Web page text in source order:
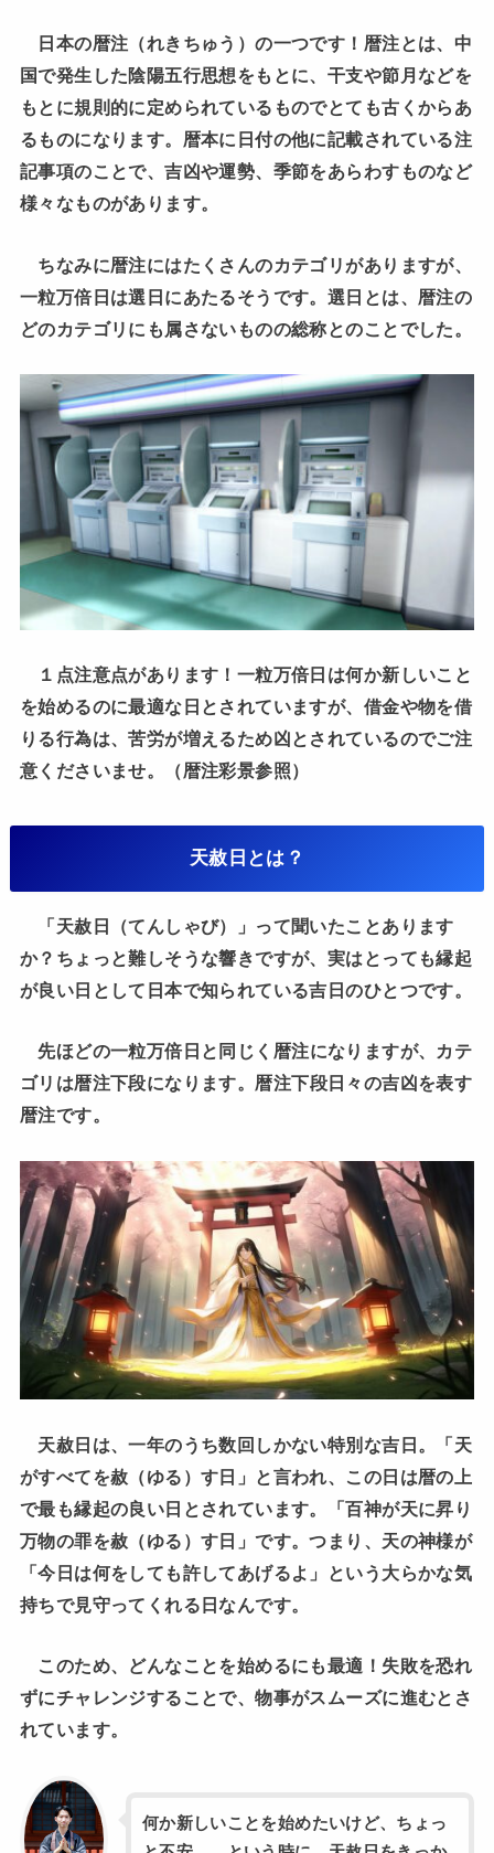
日本の暦注（れきちゅう）の一つです！暦注とは、中
国で発生した陰陽五行思想をもとに、干支や節月などを
もとに規則的に定められているものでとても古くからあ
るものになります。暦本に日付の他に記載されている注
記事項のことで、吉凶や運勢、季節をあらわすものなど
様々なものがあります。
ちなみに暦注にはたくさんのカテゴリがありますが、
一粒万倍日は選日にあたるそうです。選日とは、暦注の
どのカテゴリにも属さないものの総称とのことでした。
１点注意点があります！一粒万倍日は何か新しいこと
を始めるのに最適な日とされていますが、借金や物を借
りる行為は、苦労が増えるため凶とされているのでご注
意くださいませ。（暦注彩景参照）
天赦日とは？
「天赦日（てんしゃび）」って聞いたことあります
か？ちょっと難しそうな響きですが、実はとっても縁起
が良い日として日本で知られている吉日のひとつです。
先ほどの一粒万倍日と同じく暦注になりますが、カテ
ゴリは暦注下段になります。暦注下段日々の吉凶を表す
暦注です。
天赦日は、一年のうち数回しかない特別な吉日。「天
がすべてを赦（ゆる）す日」と言われ、この日は暦の上
で最も縁起の良い日とされています。「百神が天に昇り
万物の罪を赦（ゆる）す日」です。つまり、天の神様が
「今日は何をしても許してあげるよ」という大らかな気
持ちで見守ってくれる日なんです。
このため、どんなことを始めるにも最適！失敗を恐れ
ずにチャレンジすることで、物事がスムーズに進むとさ
れています。
何か新しいことを始めたいけど、ちょっ